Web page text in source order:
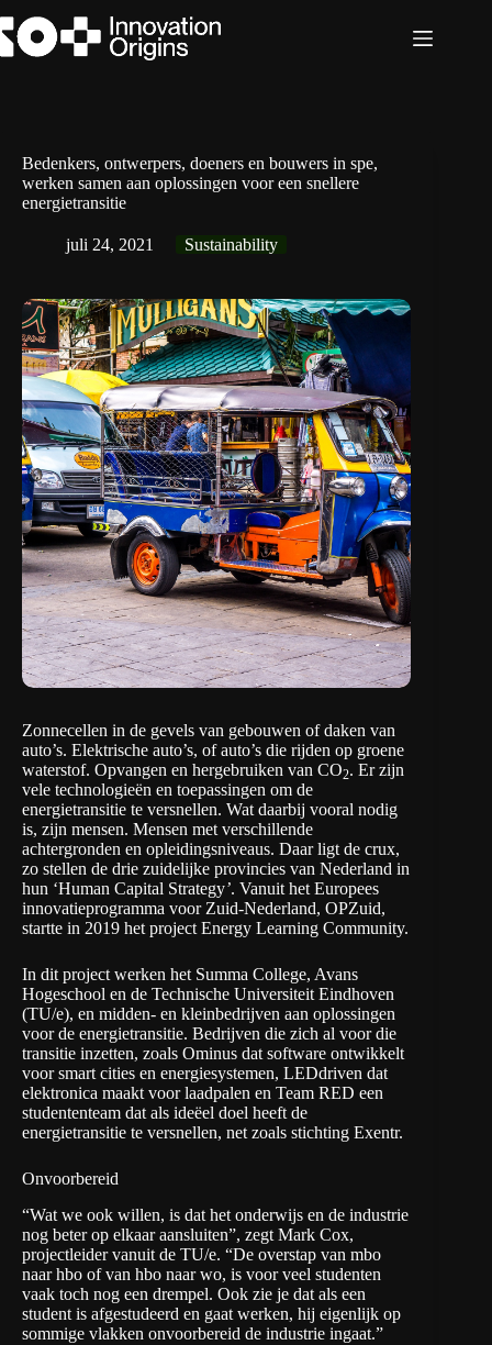
naar
de
Bedenkers, ontwerpers, doeners en bouwers in spe,
werken samen aan oplossingen voor een snellere
energietransitie
juli 24, 2021 Sustainability
Zonnecellen in de gevels van gebouwen of daken van
auto’s. Elektrische auto’s, of auto’s die rijden op groene
waterstof. Opvangen en hergebruiken van CO2. Er zijn
vele technologieën en toepassingen om de
energietransitie te versnellen. Wat daarbij vooral nodig
is, zijn mensen. Mensen met verschillende
achtergronden en opleidingsniveaus. Daar ligt de crux,
zo stellen de drie zuidelijke provincies van Nederland in
hun ‘Human Capital Strategy’. Vanuit het Europees
innovatieprogramma voor Zuid-Nederland, OPZuid,
startte in 2019 het project Energy Learning Community.
In dit project werken het Summa College, Avans
Hogeschool en de Technische Universiteit Eindhoven
(TU/e), en midden- en kleinbedrijven aan oplossingen
voor de energietransitie. Bedrijven die zich al voor die
transitie inzetten, zoals Ominus dat software ontwikkelt
voor smart cities en energiesystemen, LEDdriven dat
elektronica maakt voor laadpalen en Team RED een
studententeam dat als ideëel doel heeft de
energietransitie te versnellen, net zoals stichting Exentr.
Onvoorbereid
“Wat we ook willen, is dat het onderwijs en de industrie
nog beter op elkaar aansluiten”, zegt Mark Cox,
projectleider vanuit de TU/e. “De overstap van mbo
naar hbo of van hbo naar wo, is voor veel studenten
vaak toch nog een drempel. Ook zie je dat als een
student is afgestudeerd en gaat werken, hij eigenlijk op
sommige vlakken onvoorbereid de industrie ingaat.”